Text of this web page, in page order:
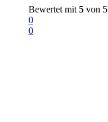
Bewertet mit 5 von 5
0
0